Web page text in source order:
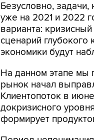
Безусловно, задачи,
уже на 2021 и 2022
варианта:
сценарий глубокого
экономики будут
На данном этапе мы
рынок начал
Клиентопоток в
докризисного
формирует